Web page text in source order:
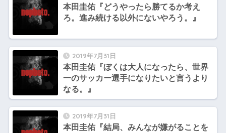
本田圭佑『どうやったら勝てるか考え
ろ。進み続ける以外にないやろう。』
2019年7月31日
本田圭佑『ぼくは大人になったら、世界
一のサッカー選手になりたいと言うより
なる。』
2019年7月31日
本田圭佑『結局、みんなが嫌がることを